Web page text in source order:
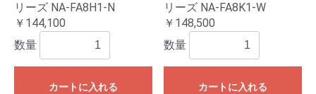
リーズ NA-FA8H1-N
￥144,100
数量
カートに入れる
リーズ NA-FA8K1-W
￥148,500
数量
カートに入れる